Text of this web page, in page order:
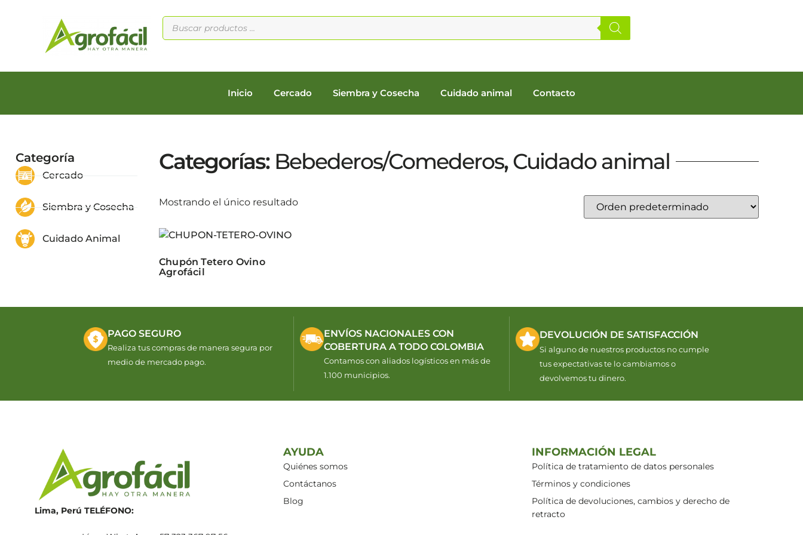
Inicio Cercado Siembra y Cosecha Cuidado animal Contacto
Categoría
Cercado
Siembra y Cosecha
Cuidado Animal
Categorías: Bebederos/Comederos,Cuidado animal
Mostrando el único resultado
Chupón Tetero Ovino
Agrofácil
PAGO SEGURO
Realiza tus compras de manera segura por
medio de mercado pago.
ENVÍOS NACIONALES CON
COBERTURA A TODO COLOMBIA
Contamos con aliados logísticos en más de
1.100 municipios.
DEVOLUCIÓN DE SATISFACCIÓN
Si alguno de nuestros productos no cumple
tus expectativas te lo cambiamos o
devolvemos tu dinero.
Lima, Perú TELÉFONO:
AYUDA
Quiénes somos
Contáctanos
Blog
INFORMACIÓN LEGAL
Política de tratamiento de datos personales
Términos y condiciones
Política de devoluciones, cambios y derecho de
retracto